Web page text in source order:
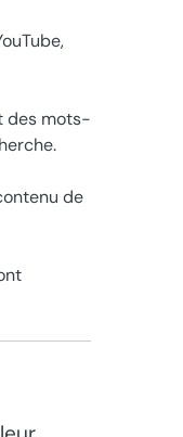
des mots-
de